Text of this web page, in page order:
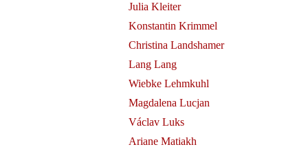
Julia Kleiter
Konstantin Krimmel
Christina Landshamer
Lang Lang
Wiebke Lehmkuhl
Magdalena Lucjan
Václav Luks
Ariane Matiakh